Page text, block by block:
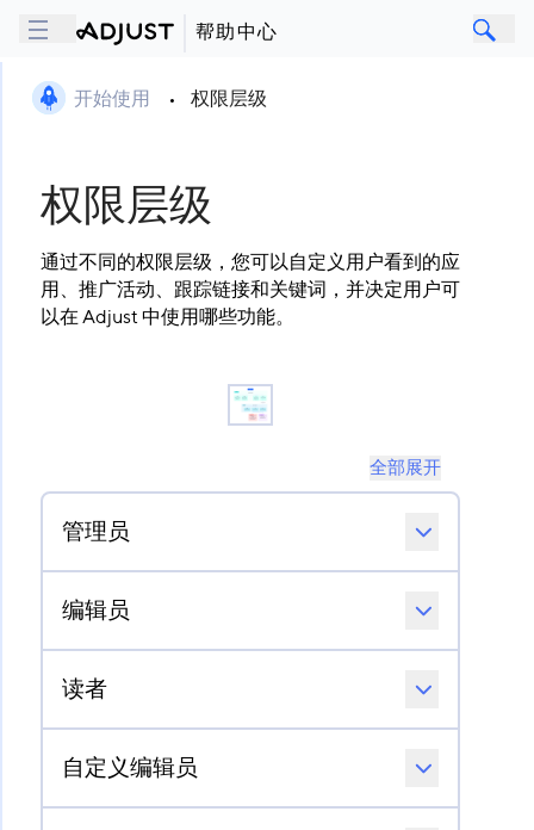
帮助中心
开始使用 • 权限层级
权限层级
通过不同的权限层级，您可以自定义用户看到的应
用、推广活动、跟踪链接和关键词，并决定用户可
以在 Adjust 中使用哪些功能。
全部展开
管理员
编辑员
读者
自定义编辑员